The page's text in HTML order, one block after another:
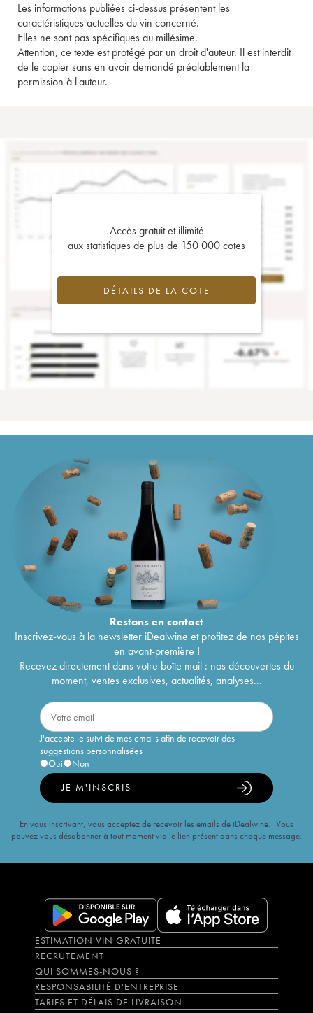
Les informations publiées ci-dessus présentent les
caractéristiques actuelles du vin concerné.
Elles ne sont pas spécifiques au millésime.
Attention, ce texte est protégé par un droit d'auteur. Il est interdit
de le copier sans en avoir demandé préalablement la
permission à l'auteur.
Accès gratuit et illimité
aux statistiques de plus de 150 000 cotes
DÉTAILS DE LA COTE
Restons encontact
Inscrivez-vous à la newsletter iDealwine et profitez de nos pépites
en avant-première !
Recevez directement dans votre boîte mail : nos découvertes du
moment, ventes exclusives, actualités, analyses...
J'accepte le suivi de mes emails afin de recevoir des
suggestions personnalisées
Oui
Non
JE M'INSCRIS
En vous inscrivant, vous acceptez de recevoir les emails de iDealwine. Vous
pouvez vous désabonner à tout moment via le lien présent dans chaque message.
ESTIMATION VIN GRATUITE
RECRUTEMENT
QUI SOMMES-NOUS ?
RESPONSABILITÉ D'ENTREPRISE
TARIFS ET DÉLAIS DE LIVRAISON